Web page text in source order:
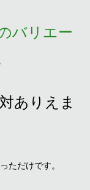
バリエー
ありえま
ただけです。